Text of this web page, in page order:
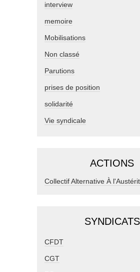
interview
memoire
Mobilisations
Non classé
Parutions
prises de position
solidarité
Vie syndicale
ACTIONS
Collectif Alternative À
SYNDICATS
CFDT
CGT